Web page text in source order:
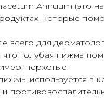
Annuum (это
которые
всего для
что голубая пижма
перхотью.
используется в